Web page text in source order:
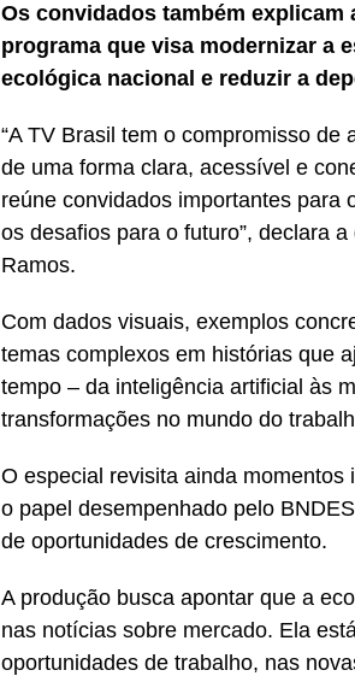
Os convidados também
programa que visa modernizar a
ecológica nacional e reduzir a
“A TV Brasil tem o compromisso
de uma forma clara, acessível e
reúne convidados importantes para
os desafios para o futuro”, declara
Ramos.
Com dados visuais, exemplos
temas complexos em histórias que
tempo – da inteligência artificial às
transformações no mundo do
O especial revisita ainda
o papel desempenhado pelo
de oportunidades de crescimento.
A produção busca apontar que a
nas notícias sobre mercado. Ela
oportunidades de trabalho, nas